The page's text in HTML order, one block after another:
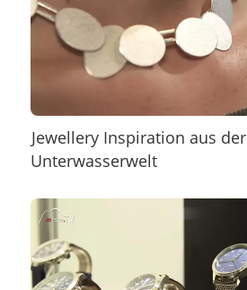
Jewellery Inspiration aus der
Unterwasserwelt